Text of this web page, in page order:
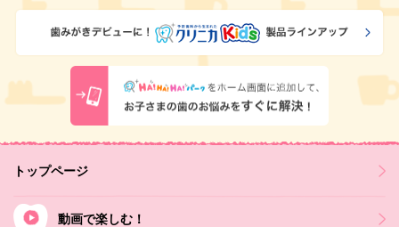
トップページ
動画で楽しむ！